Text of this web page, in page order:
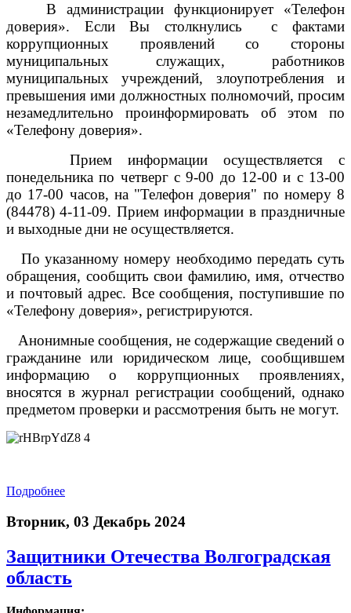
В администрации функционирует «Телефон
доверия». Если Вы столкнулись с фактами
коррупционных проявлений со стороны
муниципальных служащих, работников
муниципальных учреждений, злоупотребления и
превышения ими должностных полномочий, просим
незамедлительно проинформировать об этом по
«Телефону доверия».
Прием информации осуществляется с
понедельника по четверг с 9-00 до 12-00 и с 13-00
до 17-00 часов, на "Телефон доверия" по номеру 8
(84478) 4-11-09. Прием информации в праздничные
и выходные дни не осуществляется.
По указанному номеру необходимо передать суть
обращения, сообщить свои фамилию, имя, отчество
и почтовый адрес. Все сообщения, поступившие по
«Телефону доверия», регистрируются.
Анонимные сообщения, не содержащие сведений о
гражданине или юридическом лице, сообщившем
информацию о коррупционных проявлениях,
вносятся в журнал регистрации сообщений, однако
предметом проверки и рассмотрения быть не могут.
Подробнее
Вторник, 03 Декабрь 2024
Защитники Отечества Волгоградская
область